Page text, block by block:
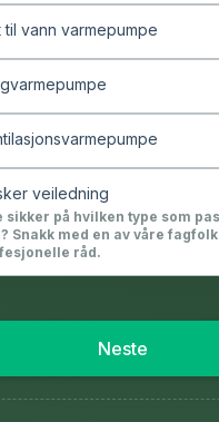
til vann varmepumpe
veiledning
sikker på hvilken type som
Snakk med en av våre
råd.
Neste